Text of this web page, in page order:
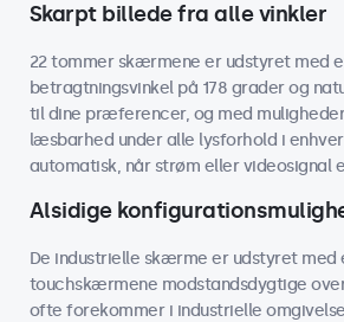
Skarpt billede fra alle vinkler
22 tommer skærmene er udstyret med
betragtningsvinkel på 178 grader og
til dine præferencer, og med
læsbarhed under alle lysforhold i
automatisk, når strøm eller videosignal
Alsidige
De industrielle skærme er udstyret
touchskærmene modstandsdygtige
ofte forekommer i industrielle